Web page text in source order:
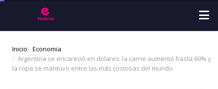
Inicio
Economia
Argentina se encareció en dólares: la carne aumentó hasta 60% y
la ropa se mantuvo entre las más costosas del mundo